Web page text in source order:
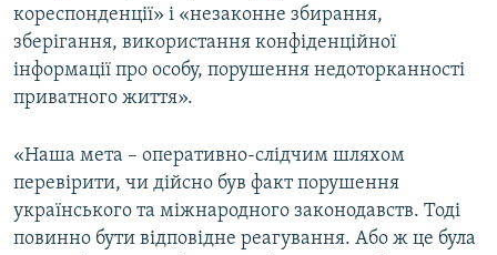
кореспонденції» і «незаконне збирання,
зберігання, використання конфіденційної
інформації про особу, порушення недоторканності
приватного життя».
«Наша мета – оперативно-слідчим шляхом
перевірити, чи дійсно був факт порушення
українського та міжнародного законодавств. Тоді
повинно бути відповідне реагування. Або ж це була